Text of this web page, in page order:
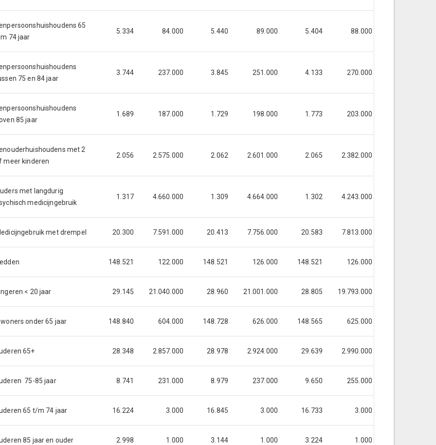
65
74 jaar
5.334 84.000 5.440 89.000 5.404 88.000
75 en 84 jaar
3.744 237.000 3.845 251.000 4.133 270.000
85 jaar
1.689 187.000 1.729 198.000 1.773 203.000
met 2
meer kinderen
2.056 2.575.000 2.062 2.601.000 2.065 2.382.000
met langdurig
medicijngebruik
1.317 4.660.000 1.309 4.664.000 1.302 4.243.000
met drempel 20.300 7.591.000 20.413 7.756.000 20.583 7.813.000
148.521 122.000 148.521 126.000 148.521 126.000
< 20 jaar 29.145 21.040.000 28.960 21.001.000 28.805 19.793.000
onder 65 jaar 148.840 604.000 148.728 626.000 148.565 625.000
65+ 28.348 2.857.000 28.978 2.924.000 29.639 2.990.000
75-85 jaar 8.741 231.000 8.979 237.000 9.650 255.000
65 t/m 74 jaar 16.224 3.000 16.845 3.000 16.733 3.000
85 jaar en ouder 2.998 1.000 3.144 1.000 3.224 1.000